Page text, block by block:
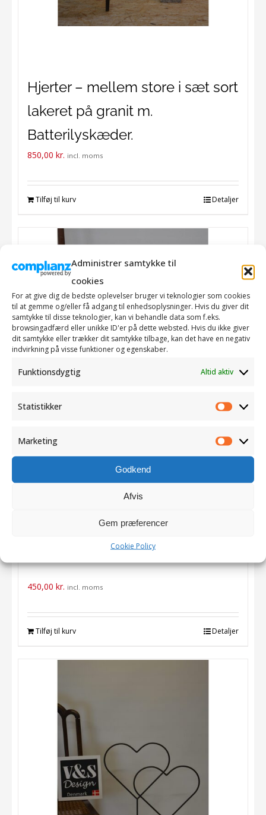
Administrer samtykke til
cookies
For at give dig de bedste oplevelser bruger vi teknologier som cookies
til at gemme og/eller få adgang til enhedsoplysninger. Hvis du giver dit
samtykke til disse teknologier, kan vi behandle data som f.eks.
browsingadfærd eller unikke ID'er på dette websted. Hvis du ikke giver
dit samtykke eller trækker dit samtykke tilbage, kan det have en negativ
indvirkning på visse funktioner og egenskaber.
Funktionsdygtig Altid aktiv
Statistikker
Marketing
Godkend
Afvis
Gem præferencer
Cookie Policy
Hjerter – mellem store i sæt sort
lakeret på granit m.
Batterilyskæder.
850,00 kr. incl. moms
Tilføj til kurv Detaljer
Hjerter – mini i sæt sort lakeret
på granit m. Batterilyskæder
450,00 kr. incl. moms
Tilføj til kurv Detaljer